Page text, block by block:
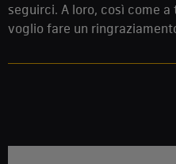
seguirci. A loro, così come
voglio fare un